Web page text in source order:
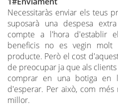
Necessitaràs enviar els teus
suposarà una despesa
compte a l'hora d'establir
beneficis no es vegin
producte. Però el cost
de preocupar ja que als
comprar en una botiga
d'esperar. Per això, com
millor.